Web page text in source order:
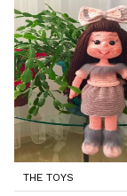
THE TOYS